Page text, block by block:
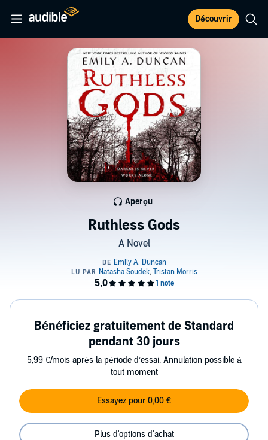
Découvrir
Ruthless Gods
A Novel
Aperçu
Bénéficiez gratuitement de Standard
pendant 30 jours
5,99 €/mois après la période d’essai. Annulation possible à
tout moment
Essayez pour 0,00 €
Plus d'options d'achat